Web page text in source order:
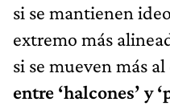
si se mantienen
extremo más
si se mueven más
entre ‘halcones’ y